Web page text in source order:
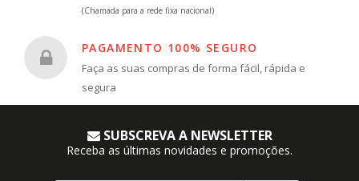
(Chamada para a rede fixa nacional)
PAGAMENTO 100% SEGURO
Faça as suas compras de forma fácil, rápida e
segura
SUBSCREVA A NEWSLETTER
Receba as últimas novidades e promoções.